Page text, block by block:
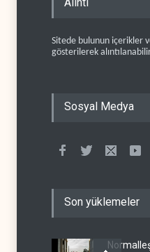
Sitede bulunun içerikler
gösterilerek
Sosyal Medya
Son yüklemeler